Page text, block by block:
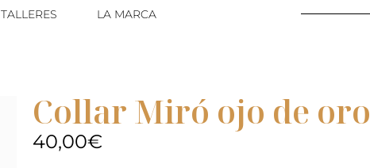
TALLERES LA MARCA
Collar Miró ojo de oro
40,00€